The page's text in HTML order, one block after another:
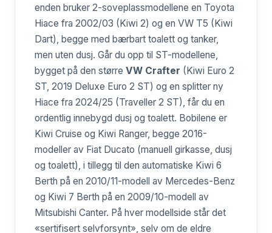
enden bruker 2-soveplassmodellene en Toyota
Hiace fra 2002/03 (Kiwi 2) og en VW T5 (Kiwi
Dart), begge med bærbart toalett og tanker,
men uten dusj. Går du opp til ST-modellene,
bygget på den større VW Crafter (Kiwi Euro 2
ST, 2019 Deluxe Euro 2 ST) og en splitter ny
Hiace fra 2024/25 (Traveller 2 ST), får du en
ordentlig innebygd dusj og toalett. Bobilene er
Kiwi Cruise og Kiwi Ranger, begge 2016-
modeller av Fiat Ducato (manuell girkasse, dusj
og toalett), i tillegg til den automatiske Kiwi 6
Berth på en 2010/11-modell av Mercedes-Benz
og Kiwi 7 Berth på en 2009/10-modell av
Mitsubishi Canter. På hver modellside står det
«sertifisert selvforsynt», selv om de eldre